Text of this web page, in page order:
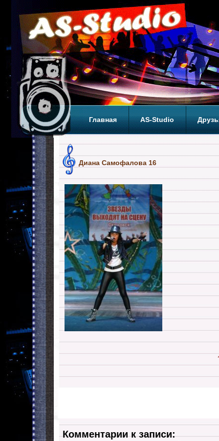
Главная AS-Studio
Диана Самофалова 16
Комментарии к записи: